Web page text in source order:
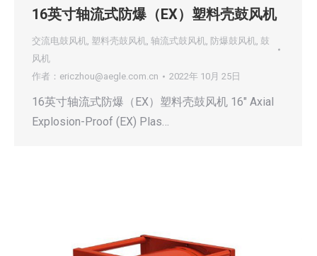
16英寸轴流式防爆（EX）塑料壳鼓风机
交流电鼓风机, 塑料壳鼓风机, 轴流式鼓风机, 防爆鼓风机, 鼓
风机
作者： ericzhou@aegle.com.cn 2022年 10月 25日
16英寸轴流式防爆（EX）塑料壳鼓风机 16″ Axial
Explosion-Proof (EX) Plas…